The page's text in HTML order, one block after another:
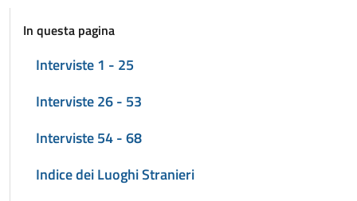
In questa pagina
Interviste 1 - 25
Interviste 26 - 53
Interviste 54 - 68
Indice dei Luoghi Stranieri